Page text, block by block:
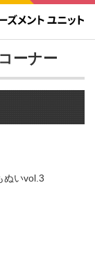
ーナー
ぬいvol.3